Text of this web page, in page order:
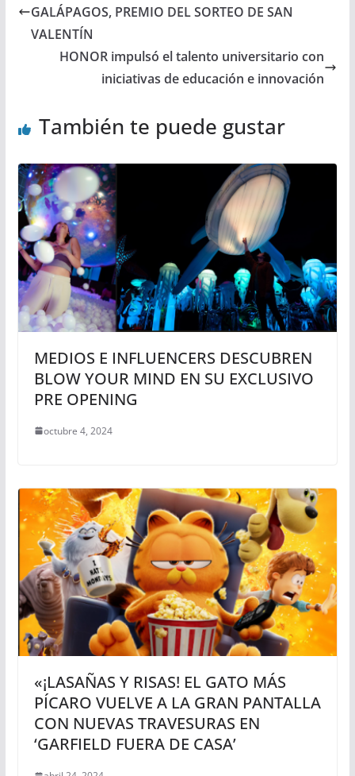
GALÁPAGOS, PREMIO DEL SORTEO DE SAN
VALENTÍN
HONOR impulsó el talento universitario con
iniciativas de educación e innovación
También te puede gustar
MEDIOS E INFLUENCERS DESCUBREN
BLOW YOUR MIND EN SU EXCLUSIVO
PRE OPENING
octubre 4, 2024
«¡LASAÑAS Y RISAS! EL GATO MÁS
PÍCARO VUELVE A LA GRAN PANTALLA
CON NUEVAS TRAVESURAS EN
‘GARFIELD FUERA DE CASA’